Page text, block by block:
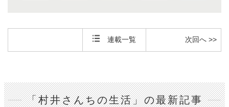
連載一覧 次回へ >>
「村井さんちの生活」の最新記事